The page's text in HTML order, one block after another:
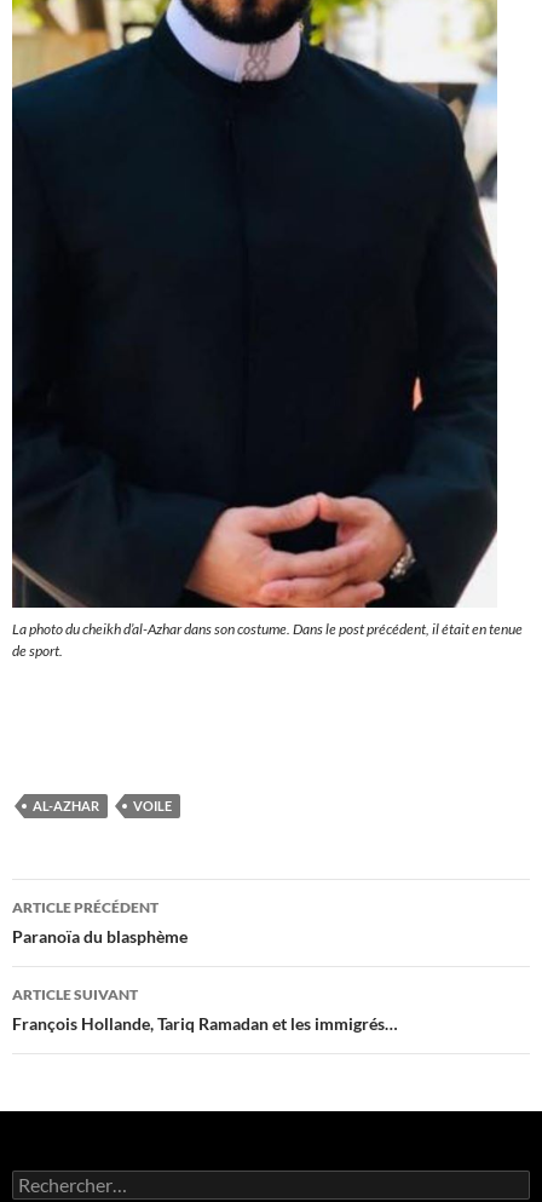
La photo du cheikh d’al-Azhar dans son costume. Dans le post précédent, il était en tenue
de sport.
AL-AZHAR VOILE
Navigation
des
articles
ARTICLE PRÉCÉDENT
Paranoïa du blasphème
ARTICLE SUIVANT
François Hollande, Tariq Ramadan et les immigrés…
Rechercher :